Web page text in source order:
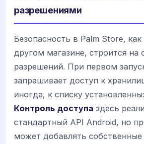
разрешениями
Безопасность в Palm Store,
другом магазине, строится на
разрешений. При первом
запрашивает доступ к
иногда, к списку
Контроль доступа здесь
стандартный API Android, но
может добавлять